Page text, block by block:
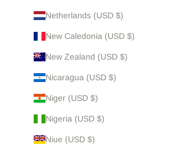
Netherlands (USD $)
New Caledonia (USD $)
New Zealand (USD $)
Nicaragua (USD $)
Niger (USD $)
Nigeria (USD $)
Niue (USD $)